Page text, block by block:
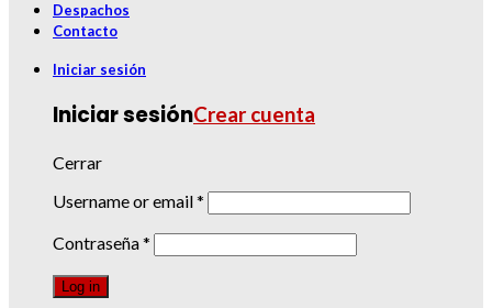
Despachos
Contacto
Iniciar sesión
Iniciar sesiónCrear cuenta
Cerrar
Username or email*
Contraseña*
Log in